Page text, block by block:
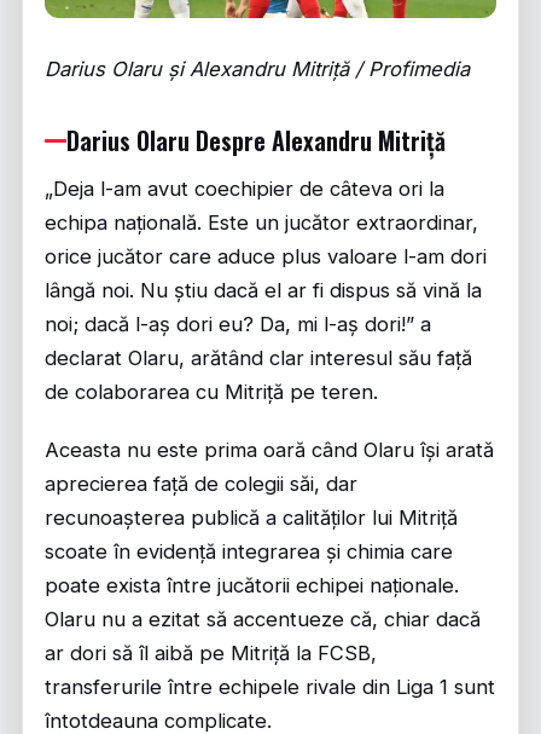
Darius Olaru și Alexandru Mitriță / Profimedia
Darius Olaru Despre Alexandru Mitriță
„Deja l-am avut coechipier de câteva ori la
echipa națională. Este un jucător extraordinar,
orice jucător care aduce plus valoare l-am dori
lângă noi. Nu știu dacă el ar fi dispus să vină la
noi; dacă l-aș dori eu? Da, mi l-aș dori!” a
declarat Olaru, arătând clar interesul său față
de colaborarea cu Mitriță pe teren.
Aceasta nu este prima oară când Olaru își arată
aprecierea față de colegii săi, dar
recunoașterea publică a calităților lui Mitriță
scoate în evidență integrarea și chimia care
poate exista între jucătorii echipei naționale.
Olaru nu a ezitat să accentueze că, chiar dacă
ar dori să îl aibă pe Mitriță la FCSB,
transferurile între echipele rivale din Liga 1 sunt
întotdeauna complicate.